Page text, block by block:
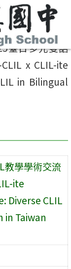
臺日多元雙語
x CLIL-ite
in Bilingual
教學學術交流
ite
Diverse CLIL
in Taiwan